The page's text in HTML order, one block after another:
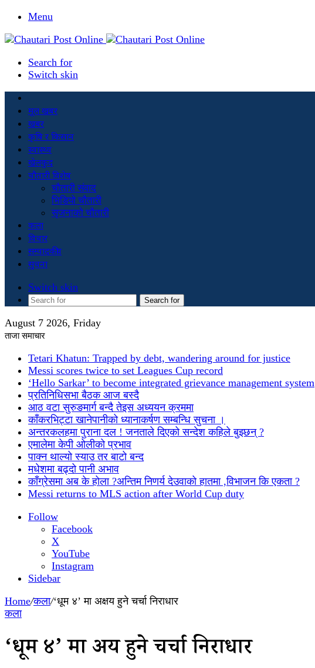
Menu
Search for
Switch skin
मूल खबर
खबर
कृषि र किसान
स्वास्थ्य
खेलकुद
चौतारी विशेष
चौतारी संवाद
भिडियो चौतारी
सृजनाको चौतारी
कला
विचार
सम्पादकीय
सुचना
Switch skin
Search for
August 7 2026, Friday
ताजा समाचार
Tetari Khatun: Trapped by debt, wandering around for justice
Messi scores twice to set Leagues Cup record
‘Hello Sarkar’ to become integrated grievance management system
प्रतिनिधिसभा बैठक आज बस्दै
आठ वटा सुरुङमार्ग बन्दै तेइस अध्ययन क्रममा
काँकरभिट्टा खानेपानीको ध्यानाकर्षण सम्बन्धि सुचना ।
अन्तरकलहमा पुराना दल ! जनताले दिएको सन्देश कहिले बुझ्छन् ?
एमालेमा केपी ओलीको प्रभाव
पाक्न थाल्यो स्याउ तर बाटो बन्द
मधेशमा बढ्दो पानी अभाव
काँग्रेसमा अब के होला ?अन्तिम निणर्य देउवाको हातमा ,विभाजन कि एकता ?
Messi returns to MLS action after World Cup duty
Follow
Facebook
X
YouTube
Instagram
Sidebar
Home/कला/‘धूम ४’ मा अक्षय हुने चर्चा निराधार
कला
‘धूम ४’ मा अक्षय हुने चर्चा निराधार